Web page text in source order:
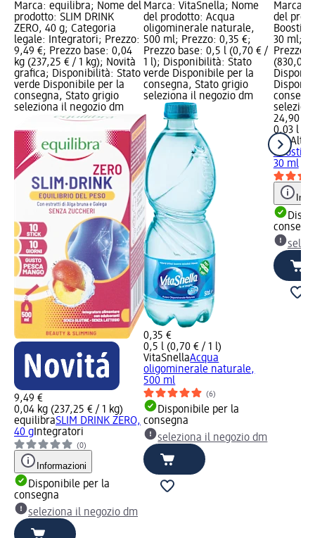
Marca: equilibra; Nome del
prodotto: SLIM DRINK
ZERO, 40 g; Categoria
legale: Integratori; Prezzo:
9,49 €; Prezzo base: 0,04
kg (237,25 € / 1 kg); Novità
grafica; Disponibilità: Stato
verde Disponibile per la
consegna, Stato grigio
seleziona il negozio dm
9,49 €
0,04 kg (237,25 € / 1 kg)
equilibraSLIM DRINK ZERO,
40 gIntegratori
(0)
Informazioni
Disponibile per la
consegna
seleziona il negozio dm
Marca: VitaSnella; Nome
del prodotto: Acqua
oligominerale naturale,
500 ml; Prezzo: 0,35 €;
Prezzo base: 0,5 l (0,70 € /
1 l); Disponibilità: Stato
verde Disponibile per la
consegna, Stato grigio
seleziona il negozio dm
0,35 €
0,5 l (0,70 € / 1 l)
VitaSnellaAcqua
oligominerale naturale,
500 ml
(6)
Disponibile per la
consegna
seleziona il negozio dm
Marca:
del
30 ml;
Prezzo
(830,00
24,90 €
0,03 l
Dr.
30 ml